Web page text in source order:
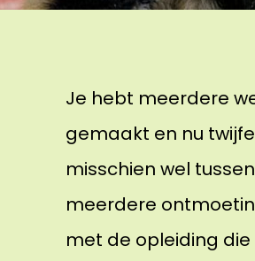
Je hebt meerdere
gemaakt en nu
misschien wel
meerdere
met de opleiding die